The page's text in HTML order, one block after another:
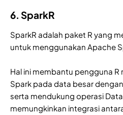
6. SparkR
SparkR adalah paket R yang
untuk menggunakan Apache
Hal ini membantu pengguna R
Spark pada data besar
serta mendukung operasi
memungkinkan integrasi